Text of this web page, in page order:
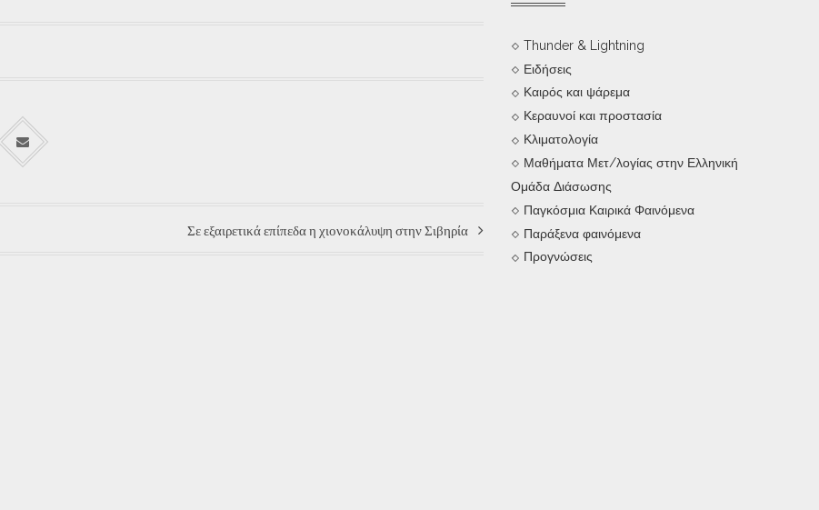
Σε εξαιρετικά επίπεδα η χιονοκάλυψη στην Σιβηρία
Thunder & Lightning
Ειδήσεις
Καιρός και ψάρεμα
Κεραυνοί και προστασία
Κλιματολογία
Μαθήματα Μετ/λογίας στην Ελληνική
Ομάδα Διάσωσης
Παγκόσμια Καιρικά Φαινόμενα
Παράξενα φαινόμενα
Προγνώσεις